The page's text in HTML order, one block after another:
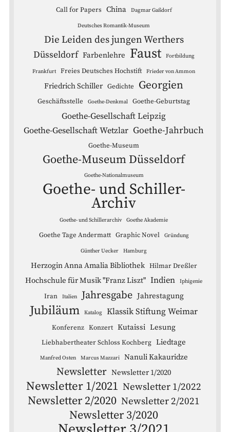
Call for Papers China Dagmar Gaßdorf
Deutsches Romantik-Museum
Die Leiden des jungen Werthers
Düsseldorf Farbenlehre Faust Fortbildung
Frankfurt Freies Deutsches Hochstift Frieder von Ammon
Friedrich Schiller Gedichte Georgien
Geschäftsstelle Goethe-Denkmal Goethe-Geburtstag
Goethe-Gesellschaft Leipzig
Goethe-Gesellschaft Wetzlar Goethe-Jahrbuch
Goethe-Museum
Goethe-Museum Düsseldorf
Goethe-Nationalmuseum
Goethe- und Schiller-
Archiv
Goethe- und Schillerarchiv Goethe Akademie
Goethe Tage Andermatt Graphic Novel Gründung
Günther Uecker Hamburg
Herzogin Anna Amalia Bibliothek Hilmar Dreßler
Hochschule für Musik "Franz Liszt" Indien Iphigenie
Iran Italien Jahresgabe Jahrestagung
Jubiläum Katalog Klassik Stiftung Weimar
Konferenz Konzert Kutaissi Lesung
Liebhabertheater Schloss Kochberg Liedtage
Manfred Osten Marcus Mazzari Nanuli Kakauridze
Newsletter Newsletter 1/2020
Newsletter 1/2021 Newsletter 1/2022
Newsletter 2/2020 Newsletter 2/2021
Newsletter 3/2020